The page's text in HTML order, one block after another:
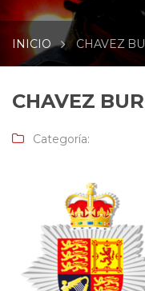
INICIO CHAVEZ
CHAVEZ
Categoría: